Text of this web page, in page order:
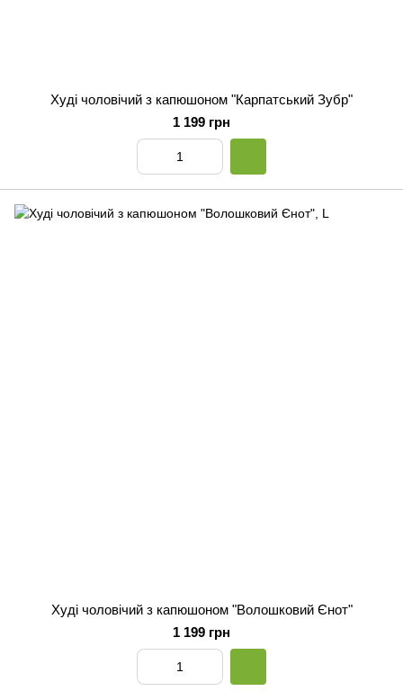
Худі чоловічий з капюшоном "Карпатський Зубр"
1 199 грн
Худі чоловічий з капюшоном "Волошковий Єнот"
1 199 грн